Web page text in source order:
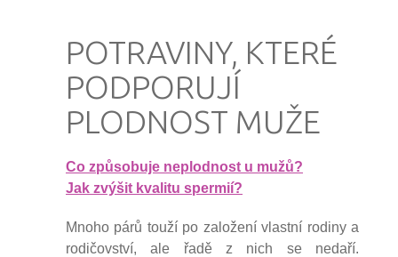
POTRAVINY, KTERÉ
PODPORUJÍ
PLODNOST MUŽE
Co způsobuje neplodnost u mužů?
Jak zvýšit kvalitu spermií?
Mnoho párů touží po založení vlastní rodiny a
rodičovství, ale řadě z nich se nedaří.